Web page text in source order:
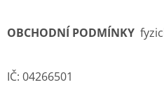
OBCHODNÍ PODMÍNKY
IČ: 04266501